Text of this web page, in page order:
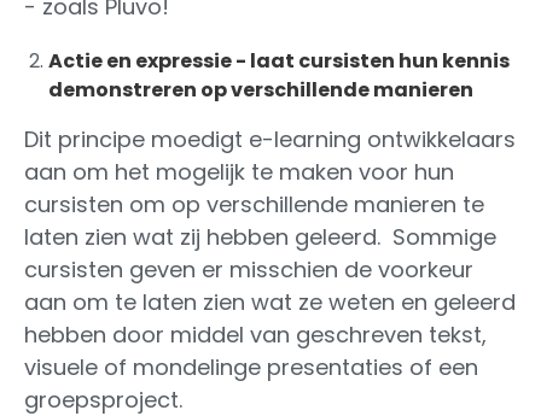
- zoals Pluvo!
Actie en expressie - laat cursisten hun kennis
demonstreren op verschillende manieren
Dit principe moedigt e-learning ontwikkelaars
aan om het mogelijk te maken voor hun
cursisten om op verschillende manieren te
laten zien wat zij hebben geleerd. Sommige
cursisten geven er misschien de voorkeur
aan om te laten zien wat ze weten en geleerd
hebben door middel van geschreven tekst,
visuele of mondelinge presentaties of een
groepsproject.